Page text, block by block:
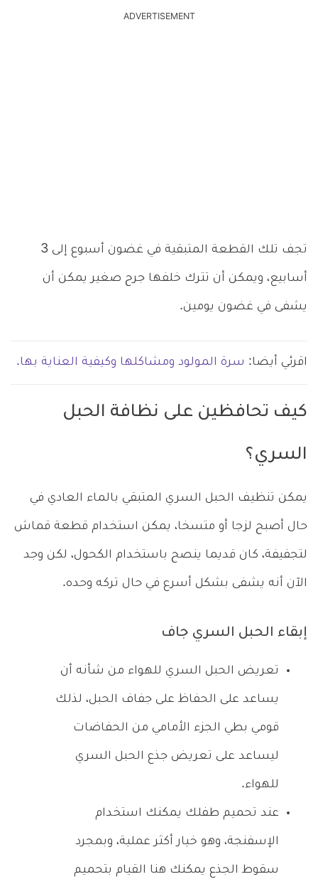
ADVERTISEMENT
تجف تلك القطعة المتبقية في غضون أسبوع إلى 3
أسابيع، ويمكن أن تترك خلفها جرح صغير يمكن أن
يشفى في غضون يومين.
اقرئي أيضا: سرة المولود ومشاكلها وكيفية العناية بها.
كيف تحافظين على نظافة الحبل
السري؟
يمكن تنظيف الحبل السري المتبقي بالماء العادي في
حال أصبح لزجا أو متسخا، يمكن استخدام قطعة قماش
لتجفيفة، كان قديما ينصح باستخدام الكحول، لكن وجد
الآن أنه يشفى بشكل أسرع في حال تركه وحده.
إبقاء الحبل السري جاف
تعريض الحبل السري للهواء من شأنه أن
يساعد على الحفاظ على جفاف الحبل، لذلك
قومي بطي الجزء الأمامي من الحفاضات
ليساعد على تعريض جذع الحبل السري
للهواء.
عند تحميم طفلك يمكنك استخدام
الإسفنجة، وهو خيار أكثر عملية، وبمجرد
سقوط الجذع يمكنك هنا القيام بتحميم